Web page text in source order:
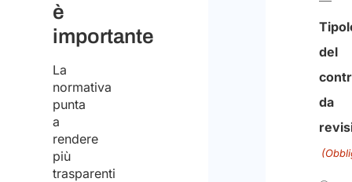
è
importante
La
normativa
punta
a
rendere
più
trasparenti
del
da